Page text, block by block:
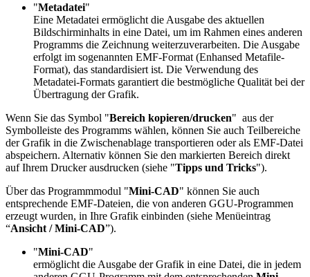
"Metadatei"
Eine Metadatei ermöglicht die Ausgabe des aktuellen
Bildschirminhalts in eine Datei, um im Rahmen eines anderen
Programms die Zeichnung weiterzuverarbeiten. Die Ausgabe
erfolgt im sogenannten EMF-Format (Enhansed Metafile-
Format), das standardisiert ist. Die Verwendung des
Metadatei-Formats garantiert die bestmögliche Qualität bei der
Übertragung der Grafik.
Wenn Sie das Symbol "Bereich kopieren/drucken" aus der
Symbolleiste des Programms wählen, können Sie auch Teilbereiche
der Grafik in die Zwischenablage transportieren oder als EMF-Datei
abspeichern. Alternativ können Sie den markierten Bereich direkt
auf Ihrem Drucker ausdrucken (siehe "Tipps und Tricks").
Über das Programmmodul "Mini-CAD" können Sie auch
entsprechende EMF-Dateien, die von anderen GGU-Programmen
erzeugt wurden, in Ihre Grafik einbinden (siehe Menüeintrag
“Ansicht / Mini-CAD”).
"Mini-CAD"
ermöglicht die Ausgabe der Grafik in eine Datei, die in jedem